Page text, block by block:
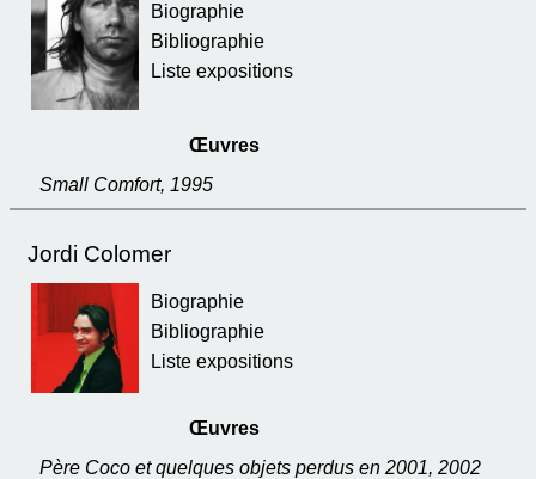
Biographie
Bibliographie
Liste expositions
Œuvres
Small Comfort, 1995
Jordi Colomer
Biographie
Bibliographie
Liste expositions
Œuvres
Père Coco et quelques objets perdus en 2001, 2002